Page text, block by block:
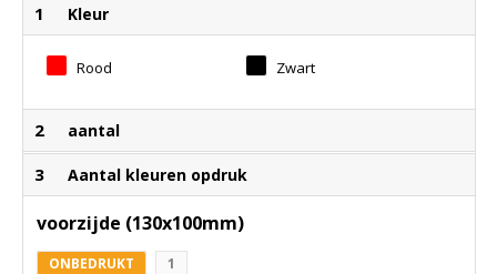
1 Kleur
Rood Zwart
2 aantal
3 Aantal kleuren opdruk
voorzijde (130x100mm)
ONBEDRUKT 1